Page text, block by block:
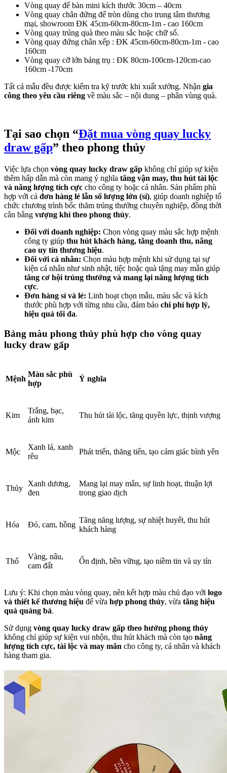
Vòng quay để bàn mini kích thước 30cm – 40cm
Vòng quay chân đứng đế tròn dùng cho trung tâm thương
mại, showroom ĐK 45cm-60cm-80cm-1m - cao 160cm
Vòng quay trúng quà theo màu sắc hoặc chữ số.
Vòng quay đứng chân xếp : ĐK 45cm-60cm-80cm-1m - cao
160cm
Vòng quay cỡ lớn bảng trụ : ĐK 80cm-100cm-120cm-cao
160cm -170cm
Tất cả mẫu đều được kiểm tra kỹ trước khi xuất xưởng. Nhận gia
công theo yêu cầu riêng về màu sắc – nội dung – phân vùng quà.
Tại sao chọn “Đặt mua vòng quay lucky
draw gấp” theo phong thủy
Việc lựa chọn vòng quay lucky draw gấp không chỉ giúp sự kiện
thêm hấp dẫn mà còn mang ý nghĩa tăng vận may, thu hút tài lộc
và năng lượng tích cực cho công ty hoặc cá nhân. Sản phẩm phù
hợp với cả đơn hàng lẻ lẫn số lượng lớn (sỉ), giúp doanh nghiệp tổ
chức chương trình bốc thăm trúng thưởng chuyên nghiệp, đồng thời
cân bằng vượng khí theo phong thủy.
Đối với doanh nghiệp: Chọn vòng quay màu sắc hợp mệnh
công ty giúp thu hút khách hàng, tăng doanh thu, nâng
cao uy tín thương hiệu.
Đối với cá nhân: Chọn màu hợp mệnh khi sử dụng tại sự
kiện cá nhân như sinh nhật, tiệc hoặc quà tặng may mắn giúp
tăng cơ hội trúng thưởng và mang lại năng lượng tích
cực.
Đơn hàng sỉ và lẻ: Linh hoạt chọn mẫu, màu sắc và kích
thước phù hợp với từng nhu cầu, đảm bảo chi phí hợp lý,
hiệu quả tối đa.
Bảng màu phong thủy phù hợp cho vòng quay
lucky draw gấp
Mệnh
Màu sắc phù
hợp
Ý nghĩa
Kim
Trắng, bạc,
ánh kim
Thu hút tài lộc, tăng quyền lực, thịnh vượng
Mộc
Xanh lá, xanh
rêu
Phát triển, thăng tiến, tạo cảm giác bình yên
Thủy
Xanh dương,
đen
Mang lại may mắn, sự linh hoạt, thuận lợi
trong giao dịch
Hỏa Đỏ, cam, hồng
Tăng năng lượng, sự nhiệt huyết, thu hút
khách hàng
Thổ
Vàng, nâu,
cam đất
Ổn định, bền vững, tạo niềm tin và uy tín
Lưu ý: Khi chọn màu vòng quay, nên kết hợp màu chủ đạo với logo
và thiết kế thương hiệu để vừa hợp phong thủy, vừa tăng hiệu
quả quảng bá.
Sử dụng vòng quay lucky draw gấp theo hướng phong thủy
không chỉ giúp sự kiện vui nhộn, thu hút khách mà còn tạo năng
lượng tích cực, tài lộc và may mắn cho công ty, cá nhân và khách
hàng tham gia.